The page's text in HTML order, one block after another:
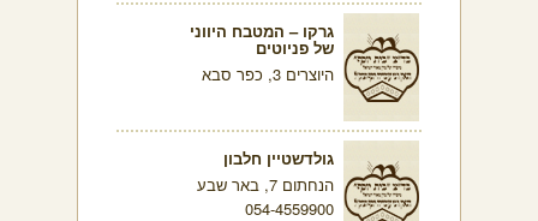
גרקו – המטבח היווני
של פניוטים
היוצרים 3, כפר סבא
גולדשטיין חלבון
הנחתום 7, באר שבע
054-4559900